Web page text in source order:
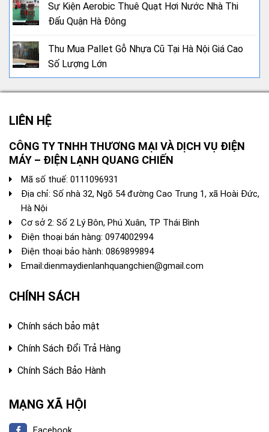
Sự Kiện Aerobic Thuê Quạt Hơi Nước Nhà Thi
Đấu Quận Hà Đông
Thu Mua Pallet Gỗ Nhựa Cũ Tại Hà Nội Giá Cao
Số Lượng Lớn
LIÊN HỆ
CÔNG TY TNHH THƯƠNG MẠI VÀ DỊCH VỤ ĐIỆN
MÁY – ĐIỆN LẠNH QUANG CHIẾN
Mã số thuế: 0111096931
Địa chỉ: Số nhà 32, Ngõ 54 đường Cao Trung 1, xã Hoài Đức,
Hà Nội
Cơ sở 2: Số 2 Lý Bôn, Phú Xuân, TP Thái Bình
Điện thoại bán hàng: 0974002994
Điện thoại bảo hành: 0869899894
Email:dienmaydienlanhquangchien@gmail.com
CHÍNH SÁCH
Chính sách bảo mật
Chính Sách Đổi Trả Hàng
Chính Sách Bảo Hành
MẠNG XÃ HỘI